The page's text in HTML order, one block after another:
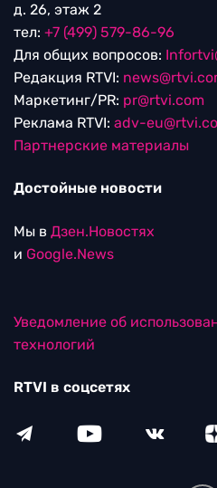
д. 26, этаж 2
тел: +7 (499) 579-86-96
Для общих вопросов:
Редакция RTVI:
Маркетинг/PR: pr@rtvi.com
Реклама RTVI: adv-
Партнерские материалы
Достойные новости
Мы в Дзен.Новостях
и Google.News
Уведомление об
технологий
RTVI в соцсетях